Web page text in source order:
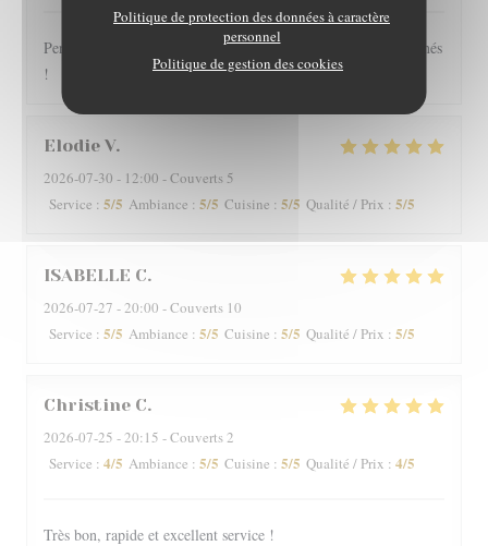
Politique de protection des données à caractère
personnel
Politique de gestion des cookies
Personnel très sympathique, large choix, plats copieux et raffinés
!
Elodie V
2026-07-30 - 12:00 - Couverts 5
Service : 5/5 Ambiance : 5/5 Cuisine : 5/5 Qualité / Prix : 5/5
ISABELLE C
2026-07-27 - 20:00 - Couverts 10
Service : 5/5 Ambiance : 5/5 Cuisine : 5/5 Qualité / Prix : 5/5
Christine C
2026-07-25 - 20:15 - Couverts 2
Service : 4/5 Ambiance : 5/5 Cuisine : 5/5 Qualité / Prix : 4/5
Très bon, rapide et excellent service !